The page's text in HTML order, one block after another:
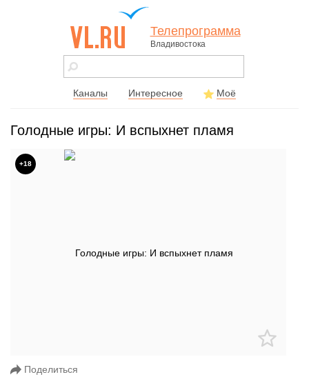
vl.ru - сайт
города
Телепрограмма
Владивостока
Каналы Интересное Моё
Голодные игры: И вспыхнет пламя
+18
Поделиться